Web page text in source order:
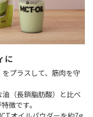
に
プラスして、筋肉を守
（長鎖脂肪酸）と比べ
徴です。